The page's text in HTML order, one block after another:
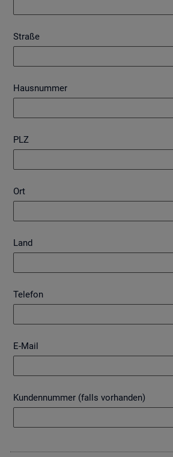
Straße
Hausnummer
PLZ
Ort
Land
Telefon
E-Mail
Kundennummer (falls vorhanden)